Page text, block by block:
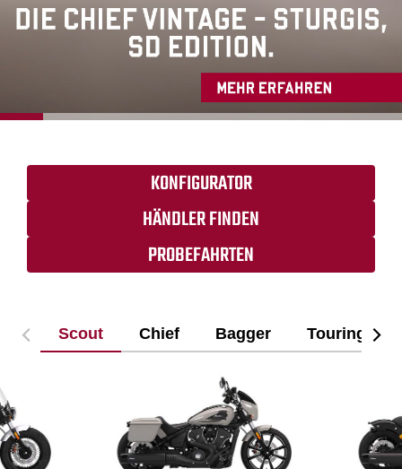
KONFIGURATOR
HÄNDLER FINDEN
PROBEFAHRTEN
Scout Chief Bagger Touring